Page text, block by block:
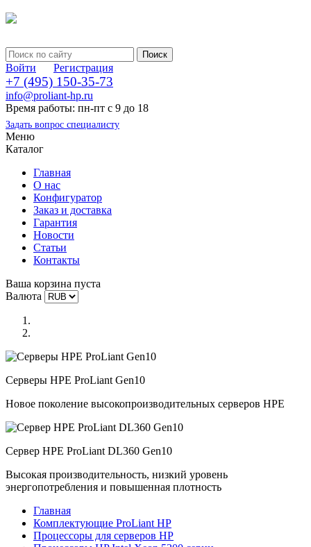
Войти Регистрация
+7 (495) 150-35-73
info@proliant-hp.ru
Время работы: пн-пт с 9 до 18
Задать вопрос специалисту
Меню
Каталог
Главная
О нас
Конфигуратор
Заказ и доставка
Гарантия
Новости
Статьи
Контакты
Ваша корзина пуста
Валюта
Серверы HPE ProLiant Gen10
Новое поколение высокопроизводительных серверов HPE
Сервер HPE ProLiant DL360 Gen10
Высокая производительность, низкий уровень
энергопотребления и повышенная плотность
Главная
Комплектующие ProLiant HP
Процессоры для серверов HP